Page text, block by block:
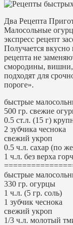
Два Рецепта
Малосольные
экспресс рецепт
Получается
рецепта не
смородины, вишни,
подходят для
пороге».
быстрые
500 гр. свежие
0.5 ст.л. (15 г)
2 зубчика чеснока
свежий укроп
0.5 ч.л. сахар (по
1 ч.л. без верха
быстрые
330 гр. огурцы
1 ч.л. (5 гр. соль)
1 зубчик чеснока
свежий укроп
1/3 ч.л. молотый